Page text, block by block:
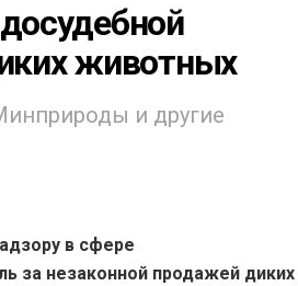
животных
и другие
в сфере
за незаконной продажей диких